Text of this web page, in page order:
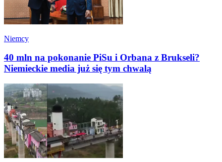
Niemcy
40 mln na pokonanie PiSu i Orbana z Brukseli?
Niemieckie media już się tym chwalą